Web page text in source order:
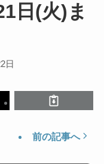
日(火)ま
日
前の記事へ